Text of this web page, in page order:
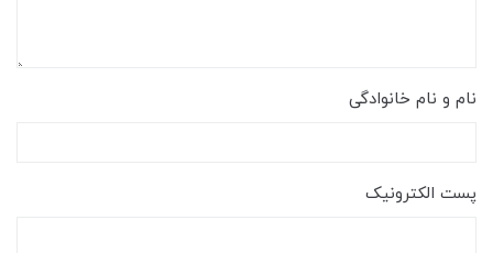
نام و نام خانوادگی
پست الکترونیک